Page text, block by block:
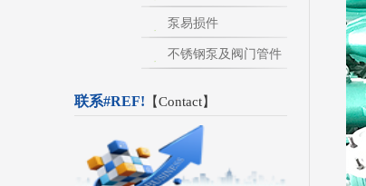
泵易损件
不锈钢泵及阀门管件
联系#REF! 【Contact】